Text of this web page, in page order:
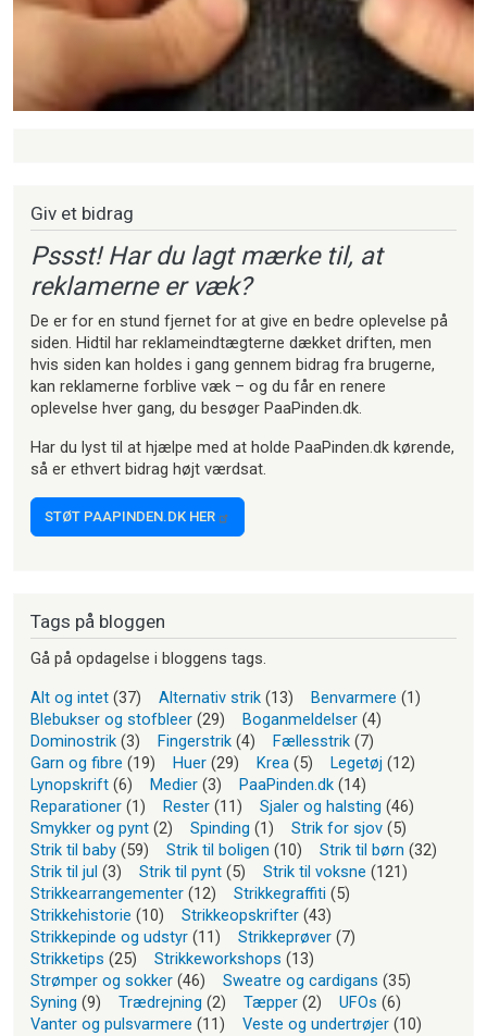
Giv et bidrag
Pssst! Har du lagt mærke til, at
reklamerne er væk?
De er for en stund fjernet for at give en bedre oplevelse på
siden. Hidtil har reklameindtægterne dækket driften, men
hvis siden kan holdes i gang gennem bidrag fra brugerne,
kan reklamerne forblive væk – og du får en renere
oplevelse hver gang, du besøger PaaPinden.dk.
Har du lyst til at hjælpe med at holde PaaPinden.dk kørende,
så er ethvert bidrag højt værdsat.
STØT PAAPINDEN.DK HER
Tags på bloggen
Gå på opdagelse i bloggens tags.
Alt og intet (37) Alternativ strik (13) Benvarmere (1)
Blebukser og stofbleer (29) Boganmeldelser (4)
Dominostrik (3) Fingerstrik (4) Fællesstrik (7)
Garn og fibre (19) Huer (29) Krea (5) Legetøj (12)
Lynopskrift (6) Medier (3) PaaPinden.dk (14)
Reparationer (1) Rester (11) Sjaler og halsting (46)
Smykker og pynt (2) Spinding (1) Strik for sjov (5)
Strik til baby (59) Strik til boligen (10) Strik til børn (32)
Strik til jul (3) Strik til pynt (5) Strik til voksne (121)
Strikkearrangementer (12) Strikkegraffiti (5)
Strikkehistorie (10) Strikkeopskrifter (43)
Strikkepinde og udstyr (11) Strikkeprøver (7)
Strikketips (25) Strikkeworkshops (13)
Strømper og sokker (46) Sweatre og cardigans (35)
Syning (9) Trædrejning (2) Tæpper (2) UFOs (6)
Vanter og pulsvarmere (11) Veste og undertrøjer (10)